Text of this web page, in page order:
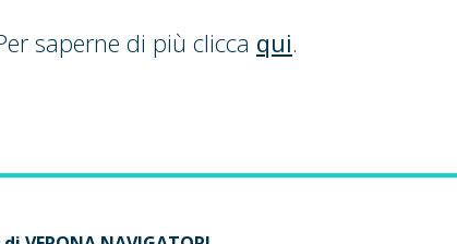
saperne di più clicca qui.